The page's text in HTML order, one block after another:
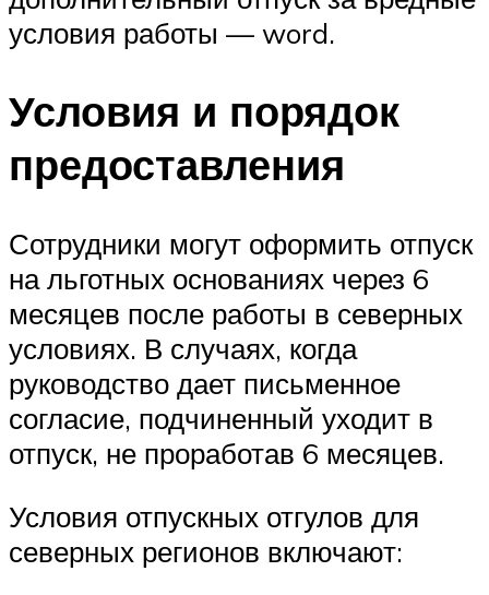
условия работы — word.
Условия и порядок
предоставления
Сотрудники могут оформить отпуск
на льготных основаниях через 6
месяцев после работы в северных
условиях. В случаях, когда
руководство дает письменное
согласие, подчиненный уходит в
отпуск, не проработав 6 месяцев.
Условия отпускных отгулов для
северных регионов включают: